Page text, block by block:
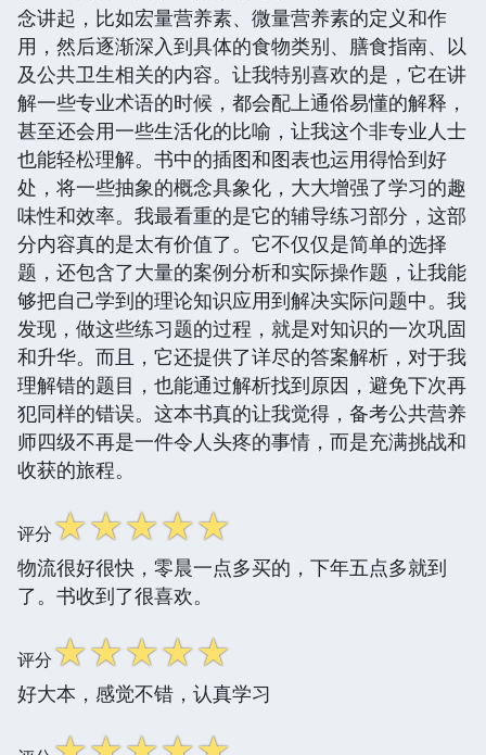
念讲起，比如宏量营养素、微量营养素的定义和作
用，然后逐渐深入到具体的食物类别、膳食指南、以
及公共卫生相关的内容。让我特别喜欢的是，它在讲
解一些专业术语的时候，都会配上通俗易懂的解释，
甚至还会用一些生活化的比喻，让我这个非专业人士
也能轻松理解。书中的插图和图表也运用得恰到好
处，将一些抽象的概念具象化，大大增强了学习的趣
味性和效率。我最看重的是它的辅导练习部分，这部
分内容真的是太有价值了。它不仅仅是简单的选择
题，还包含了大量的案例分析和实际操作题，让我能
够把自己学到的理论知识应用到解决实际问题中。我
发现，做这些练习题的过程，就是对知识的一次巩固
和升华。而且，它还提供了详尽的答案解析，对于我
理解错的题目，也能通过解析找到原因，避免下次再
犯同样的错误。这本书真的让我觉得，备考公共营养
师四级不再是一件令人头疼的事情，而是充满挑战和
收获的旅程。
评分☆☆☆☆☆
物流很好很快，零晨一点多买的，下年五点多就到
了。书收到了很喜欢。
评分☆☆☆☆☆
好大本，感觉不错，认真学习